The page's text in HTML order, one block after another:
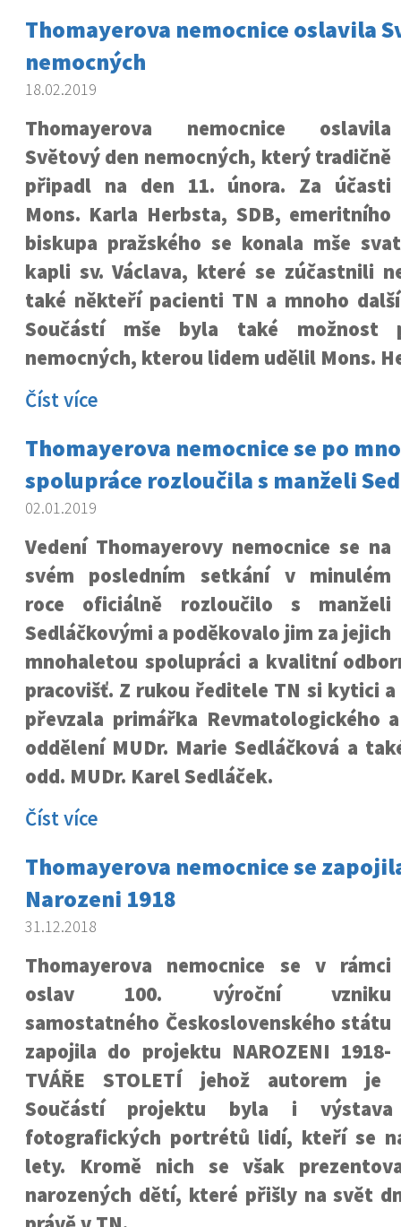
Thomayerova nemocnice oslavila
nemocných
18.02.2019
Thomayerova nemocnice oslavila
Světový den nemocných, který tradičně
připadl na den 11. února. Za účasti
Mons. Karla Herbsta, SDB, emeritního
biskupa pražského se konala mše
kapli sv. Václava, které se zúčastnili
také někteří pacienti TN a mnoho
Součástí mše byla také možnost
nemocných, kterou lidem udělil Mons.
Číst více
Thomayerova nemocnice se po
spolupráce rozloučila s manželi
02.01.2019
Vedení Thomayerovy nemocnice se na
svém posledním setkání v minulém
roce oficiálně rozloučilo s manželi
Sedláčkovými a poděkovalo jim za jejich
mnohaletou spolupráci a kvalitní
pracovišť. Z rukou ředitele TN si kytici
převzala primářka Revmatologického
oddělení MUDr. Marie Sedláčková a
odd. MUDr. Karel Sedláček.
Číst více
Thomayerova nemocnice se
Narozeni 1918
31.12.2018
Thomayerova nemocnice se v rámci
oslav 100. výroční vzniku
samostatného Československého státu
zapojila do projektu NAROZENI 1918-
TVÁŘE STOLETÍ jehož autorem je
Součástí projektu byla i výstava
fotografických portrétů lidí, kteří se
lety. Kromě nich se však
narozených dětí, které přišly na svět